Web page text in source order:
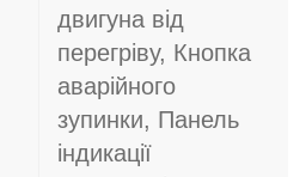
двигуна від
перегріву, Кнопка
аварійного
зупинки, Панель
індикації